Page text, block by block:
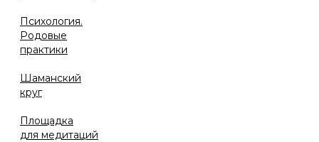
Психология.
Родовые
практики
Шаманский
круг
Площадка
для медитаций